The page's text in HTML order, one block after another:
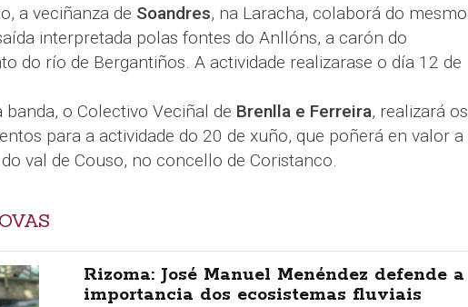
a veciñanza de Soandres, na Laracha, colaborá do mesmo
interpretada polas fontes do Anllóns, a carón do
do río de Bergantiños. A actividade realizarase o día 12 de
banda, o Colectivo Veciñal de Brenlla e Ferreira, realizará os
para a actividade do 20 de xuño, que poñerá en valor a
val de Couso, no concello de Coristanco.
Rizoma: José Manuel Menéndez defende a
importancia dos ecosistemas fluviais